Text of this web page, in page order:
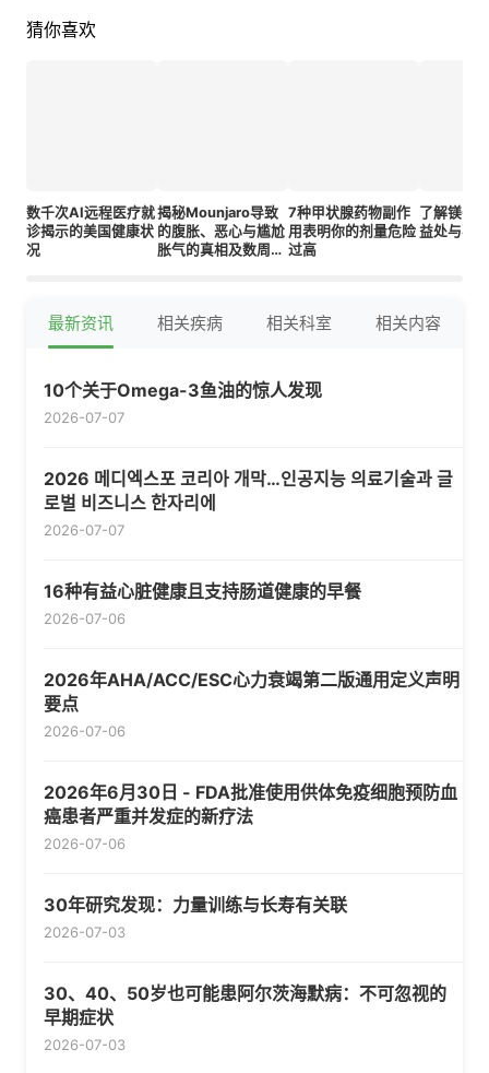
猜你喜欢
数千次AI远程医疗就
诊揭示的美国健康状
况
揭秘Mounjaro导致
的腹胀、恶心与尴尬
胀气的真相及数周内
7种甲状腺药物副作
用表明你的剂量危险
过高
了解镁牛
益处与事实
最新资讯 相关疾病 相关科室 相关内容
10个关于Omega-3鱼油的惊人发现
2026-07-07
2026 메디엑스포 코리아 개막…인공지능 의료기술과 글
로벌 비즈니스 한자리에
2026-07-07
16种有益心脏健康且支持肠道健康的早餐
2026-07-06
2026年AHA/ACC/ESC心力衰竭第二版通用定义声明
要点
2026-07-06
2026年6月30日 - FDA批准使用供体免疫细胞预防血
癌患者严重并发症的新疗法
2026-07-06
30年研究发现：力量训练与长寿有关联
2026-07-03
30、40、50岁也可能患阿尔茨海默病：不可忽视的
早期症状
2026-07-03